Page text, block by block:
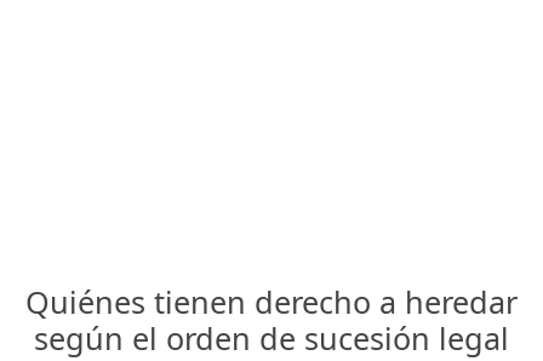
Quiénes tienen derecho a heredar
según el orden de sucesión legal